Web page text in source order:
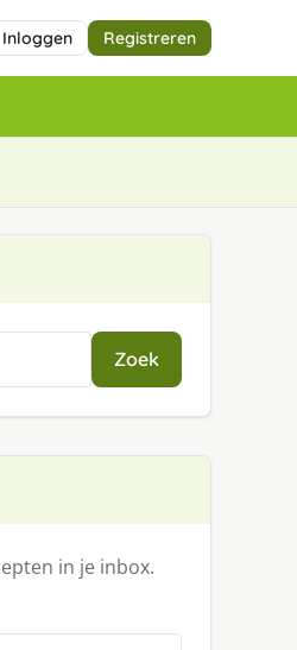
Inloggen Registreren
Zoek
in je inbox.